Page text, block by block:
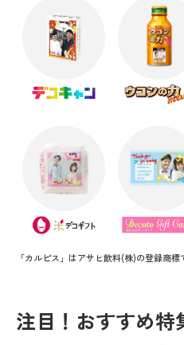
「カルピス」はアサヒ飲料(株)の登録商標
注目！おすすめ特